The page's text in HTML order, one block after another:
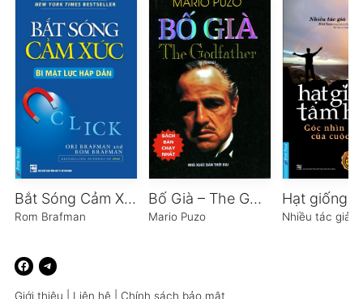
Bắt Sóng Cảm Xúc – Bí Mật Lực Hấp Dẫn
Rom Brafman
Bố Già – The Godfather
Mario Puzo Nhiều tác giả
Giới thiệu Liên hệ Chính sách bảo mật